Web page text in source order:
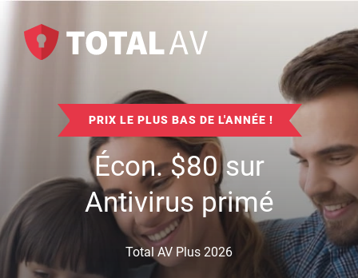
PRIX LE PLUS BAS DE L'ANNÉE !
Écon.$80sur
Antivirus primé
Total AV Plus 2026